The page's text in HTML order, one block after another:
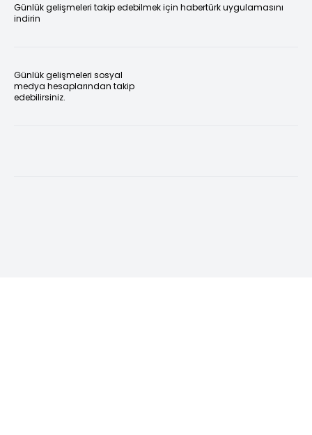
Günlük gelişmeleri takip edebilmek için habertürk uygulamasını
indirin
Günlük gelişmeleri sosyal
medya hesaplarından takip
edebilirsiniz.